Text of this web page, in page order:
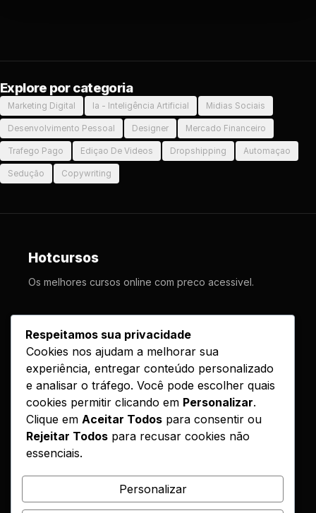
Explore por categoria
Marketing Digital Ia - Inteligência Artificial Midias Sociais
Desenvolvimento Pessoal Designer Mercado Financeiro
Trafego Pago Ediçao De Videos Dropshipping Automaçao
Sedução Copywriting
Hotcursos
Os melhores cursos online com preco acessivel.
Cursos
Como Funciona
Contato
Politica de Entrega
LEGAL
DMCA
Respeitamos sua privacidade
Cookies nos ajudam a melhorar sua
experiência, entregar conteúdo personalizado
e analisar o tráfego. Você pode escolher quais
cookies permitir clicando em Personalizar.
Clique em Aceitar Todos para consentir ou
Rejeitar Todos para recusar cookies não
essenciais.
Personalizar